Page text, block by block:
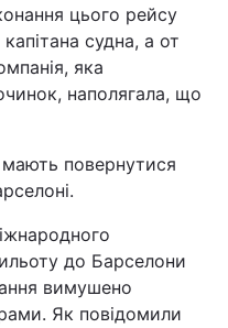
цього рейсу
судна, а от
яка
наполягала, що
повернутися
до Барселони
вимушено
Як повідомили